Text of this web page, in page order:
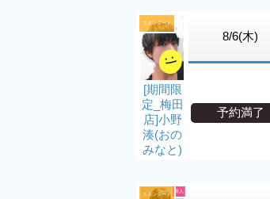
スタンダード
[期間限
定_梅田
店]小野
湊(おの
みなと)
8/6(木)
予約満了
新人
スタンダード